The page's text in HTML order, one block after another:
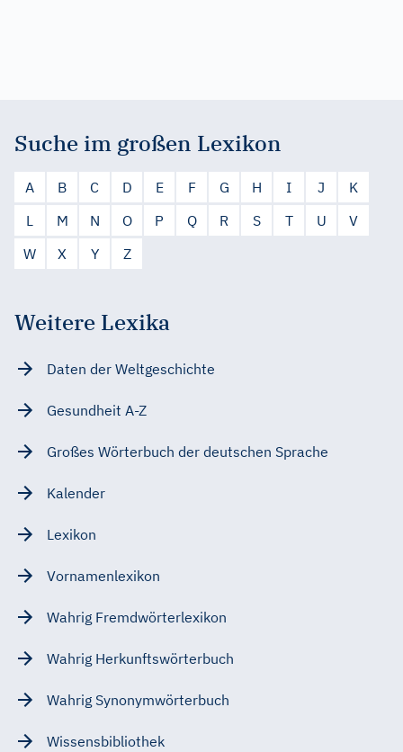
Suche im großen Lexikon
A B C D E F G H I J
K
L
M N O P Q R S T U
V
W
X Y Z
Weitere Lexika
Daten der Weltgeschichte
Gesundheit A-Z
Großes Wörterbuch der deutschen Sprache
Kalender
Lexikon
Vornamenlexikon
Wahrig Fremdwörterlexikon
Wahrig Herkunftswörterbuch
Wahrig Synonymwörterbuch
Wissensbibliothek